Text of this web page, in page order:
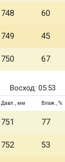
748 60
749 45
750 67
Восход: 05:53
Давл., мм Влаж., %
751 77
752 53